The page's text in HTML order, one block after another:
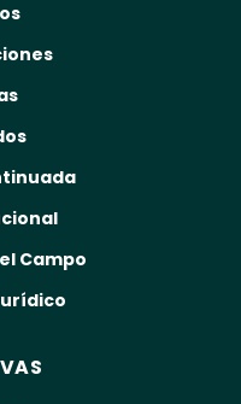
Campo